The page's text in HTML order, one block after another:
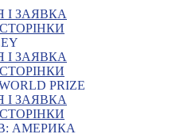
ЗАЯВКА
ЗАЯВКА
PRIZE
ЗАЯВКА
АМЕРИКА